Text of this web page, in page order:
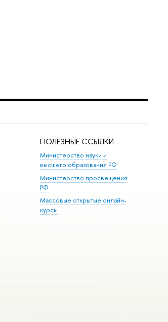
ПОЛЕЗНЫЕ ССЫЛКИ
Министерство науки и
высшего образования РФ
Министерство просвещения
РФ
Массовые открытые онлайн-
курсы